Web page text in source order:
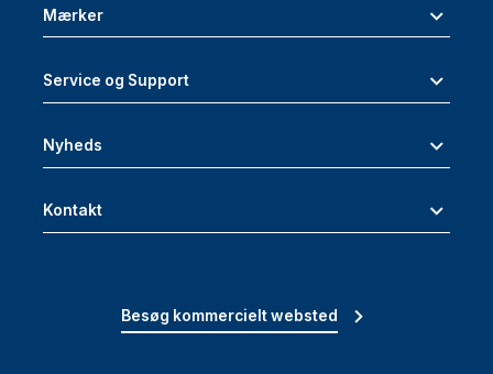
Mærker
Service og Support
Nyheds
Kontakt
Besøg kommercielt websted